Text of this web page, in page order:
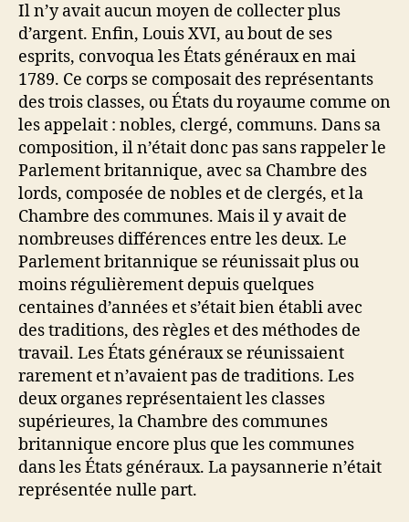
Il n’y avait aucun moyen de collecter plus
d’argent. Enfin, Louis XVI, au bout de ses
esprits, convoqua les États généraux en mai
1789. Ce corps se composait des représentants
des trois classes, ou États du royaume comme on
les appelait : nobles, clergé, communs. Dans sa
composition, il n’était donc pas sans rappeler le
Parlement britannique, avec sa Chambre des
lords, composée de nobles et de clergés, et la
Chambre des communes. Mais il y avait de
nombreuses différences entre les deux. Le
Parlement britannique se réunissait plus ou
moins régulièrement depuis quelques
centaines d’années et s’était bien établi avec
des traditions, des règles et des méthodes de
travail. Les États généraux se réunissaient
rarement et n’avaient pas de traditions. Les
deux organes représentaient les classes
supérieures, la Chambre des communes
britannique encore plus que les communes
dans les États généraux. La paysannerie n’était
représentée nulle part.